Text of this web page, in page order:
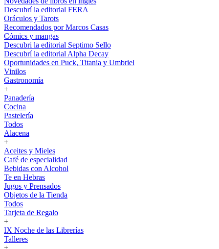
Descubrí la editorial FERA
Oráculos y Tarots
Recomendados por Marcos Casas
Cómics y mangas
Descubri la editorial Septimo Sello
Descubrí la editorial Alpha Decay
Oportunidades en Puck, Titania y Umbriel
Vinilos
Gastronomía
+
Panadería
Cocina
Pastelería
Todos
Alacena
+
Aceites y Mieles
Café de especialidad
Bebidas con Alcohol
Te en Hebras
Jugos y Prensados
Objetos de la Tienda
Todos
Tarjeta de Regalo
+
IX Noche de las Librerías
Talleres